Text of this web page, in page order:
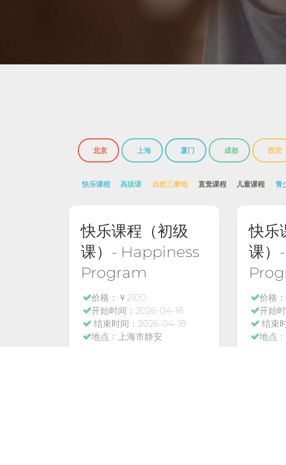
北京 上海 厦门 成都 西安
快乐课程 高级课 自然三摩地 直觉课程 儿童课程 青
快乐课程（初级
课）- Happiness
Program
价格：￥2100
开始时间：2026-04-16
结束时间：2026-04-18
地点：上海市静安
快乐
课）
价格
开始
结束
地点